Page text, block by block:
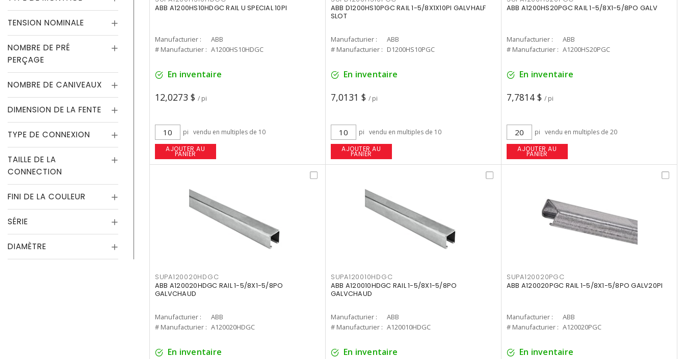
TENSION NOMINALE
NOMBRE DE PRÉ
PERÇAGE
NOMBRE DE CANIVEAUX
DIMENSION DE LA FENTE
TYPE DE CONNEXION
TAILLE DE LA
CONNECTION
FINI DE LA COULEUR
SÉRIE
DIAMÈTRE
ABB A1200HS10HDGC RAIL U SPECIAL 10PI
Manufacturier :
ABB
# Manufacturier : A1200HS10HDGC
En inventaire
12,0273 $ / pi
pi vendu en multiples de 10
AJOUTER AU
PANIER
ABB D1200HS10PGC RAIL 1-5/8X1X10PI GALVHALF
SLOT
Manufacturier :
ABB
# Manufacturier : D1200HS10PGC
En inventaire
7,0131 $ / pi
pi vendu en multiples de 10
AJOUTER AU
PANIER
ABB A1200HS20PGC RAIL 1-5/8X1-5/8PO GALV
Manufacturier :
ABB
# Manufacturier : A1200HS20PGC
En inventaire
7,7814 $ / pi
pi vendu en multiples de 20
AJOUTER AU
PANIER
SUPA120020HDGC
ABB A120020HDGC RAIL 1-5/8X1-5/8PO
GALVCHAUD
Manufacturier :
ABB
# Manufacturier : A120020HDGC
En inventaire
SUPA120010HDGC
ABB A120010HDGC RAIL 1-5/8X1-5/8PO
GALVCHAUD
Manufacturier :
ABB
# Manufacturier : A120010HDGC
En inventaire
SUPA120020PGC
ABB A120020PGC RAIL 1-5/8X1-5/8PO GALV20PI
Manufacturier :
ABB
# Manufacturier : A120020PGC
En inventaire